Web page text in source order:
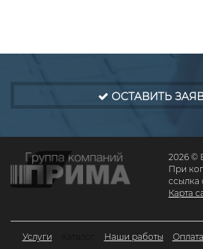
ОСТАВИТЬ
2026 ©
При
ссылка
Карта
Услуги Наши работы